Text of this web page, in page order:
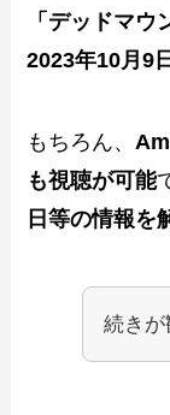
「デッドマウ
2023年10月9
もちろん、
も視聴が可能
日等の情報を
続きが